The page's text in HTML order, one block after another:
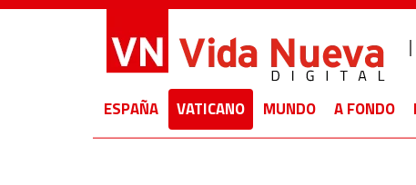
ESPAÑA VATICANO MUNDO A FONDO